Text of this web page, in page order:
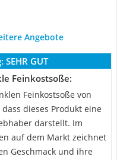
Angebote
SEHR GUT
Feinkostsoße:
Feinkostsoße von
dieses Produkt eine
darstellt. Im
auf dem Markt zeichnet
Geschmack und ihre